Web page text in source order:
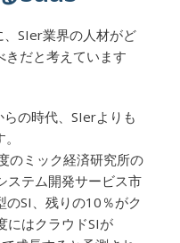
、SIer業界の人材がど
きだと考えています
らの時代、SIerよりも
のミック経済研究所の
ステム開発サービス市
SI、残りの10％がク
にはクラウドSIが